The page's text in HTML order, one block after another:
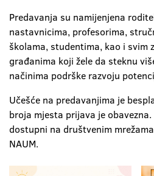
Predavanja su namijenjena
nastavnicima, profesorima,
školama, studentima, kao i svim
građanima koji žele da steknu
načinima podrške razvoju
Učešće na predavanjima je
broja mjesta prijava je
dostupni na društvenim
NAUM.